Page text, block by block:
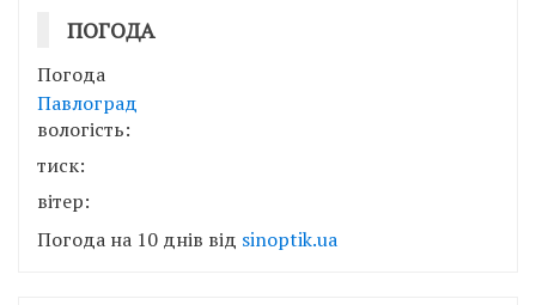
ПОГОДА
Погода
Павлоград
вологість:
тиск:
вітер:
Погода на 10 днів від sinoptik.ua